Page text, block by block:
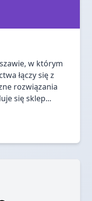
w którym
łączy się z
rozwiązania
się sklep...